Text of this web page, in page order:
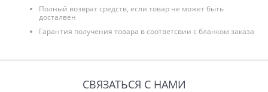
Полный возврат средств, если товар не может быть
досталвен
Гарантия получения товара в соответсвии с бланком заказа
СВЯЗАТЬСЯ С НАМИ